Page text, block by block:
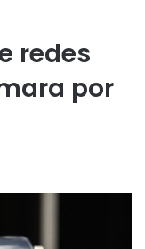
redes
por